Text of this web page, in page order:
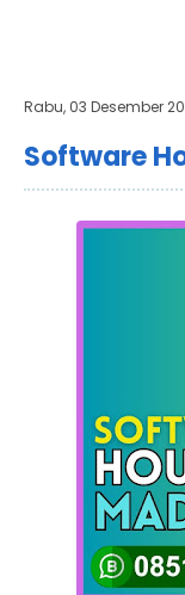
Rabu, 03 Desember
Software